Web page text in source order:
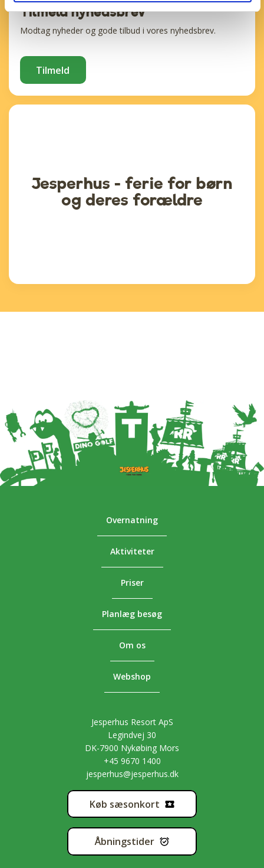
Tilmeld nyhedsbrev
Modtag nyheder og gode tilbud i vores nyhedsbrev.
Tilmeld
Jesperhus - ferie for børn
og deres forældre
Overnatning
Aktiviteter
Priser
Planlæg besøg
Om os
Webshop
Jesperhus Resort ApS
Legindvej 30
DK-7900 Nykøbing Mors
+45 9670 1400
jesperhus@jesperhus.dk
Køb sæsonkort
Åbningstider